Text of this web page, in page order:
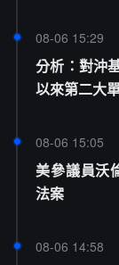
08-06 15:29
分析：對沖
以來第二大
08-06 15:05
美參議員沃
法案
08-06 14:58